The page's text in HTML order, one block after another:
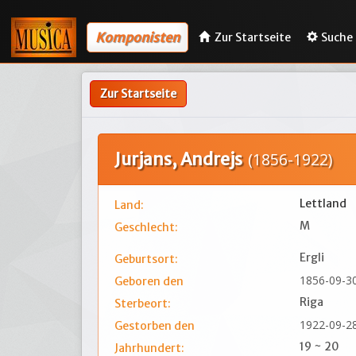
Komponisten Zur Startseite Suche
Zur Startseite
Jurjans, Andrejs (1856-1922)
Land:
Lettland
Geschlecht:
M
Geburtsort:
Ergli
Geboren den
1856-09-
Sterbeort:
Riga
Gestorben den
1922-09-
Jahrhundert: 19 ~ 20